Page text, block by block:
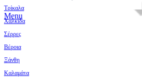
Menu
Τρίκαλα
Χαλκίδα
Σέρρες
Βέροια
Ξάνθη
Καλαμάτα